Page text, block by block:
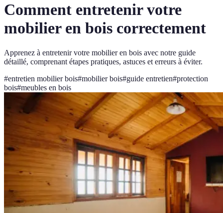
Comment entretenir votre
mobilier en bois correctement
Apprenez à entretenir votre mobilier en bois avec notre guide
détaillé, comprenant étapes pratiques, astuces et erreurs à éviter.
#entretien mobilier bois#mobilier bois#guide entretien#protection
bois#meubles en bois